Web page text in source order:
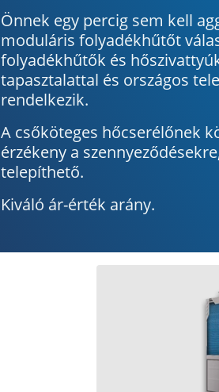
Önnek egy percig sem kell
moduláris folyadékhűtőt
folyadékhűtők és
tapasztalattal és országos
rendelkezik.
A csőköteges hőcserélőnek
érzékeny a
telepíthető.
Kiváló ár-érték arány.